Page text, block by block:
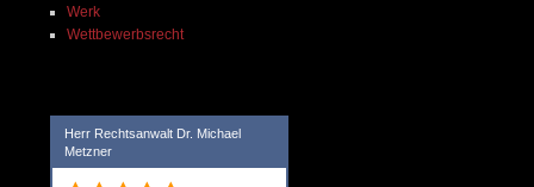
Werk
Wettbewerbsrecht
Herr Rechtsanwalt Dr. Michael
Metzner